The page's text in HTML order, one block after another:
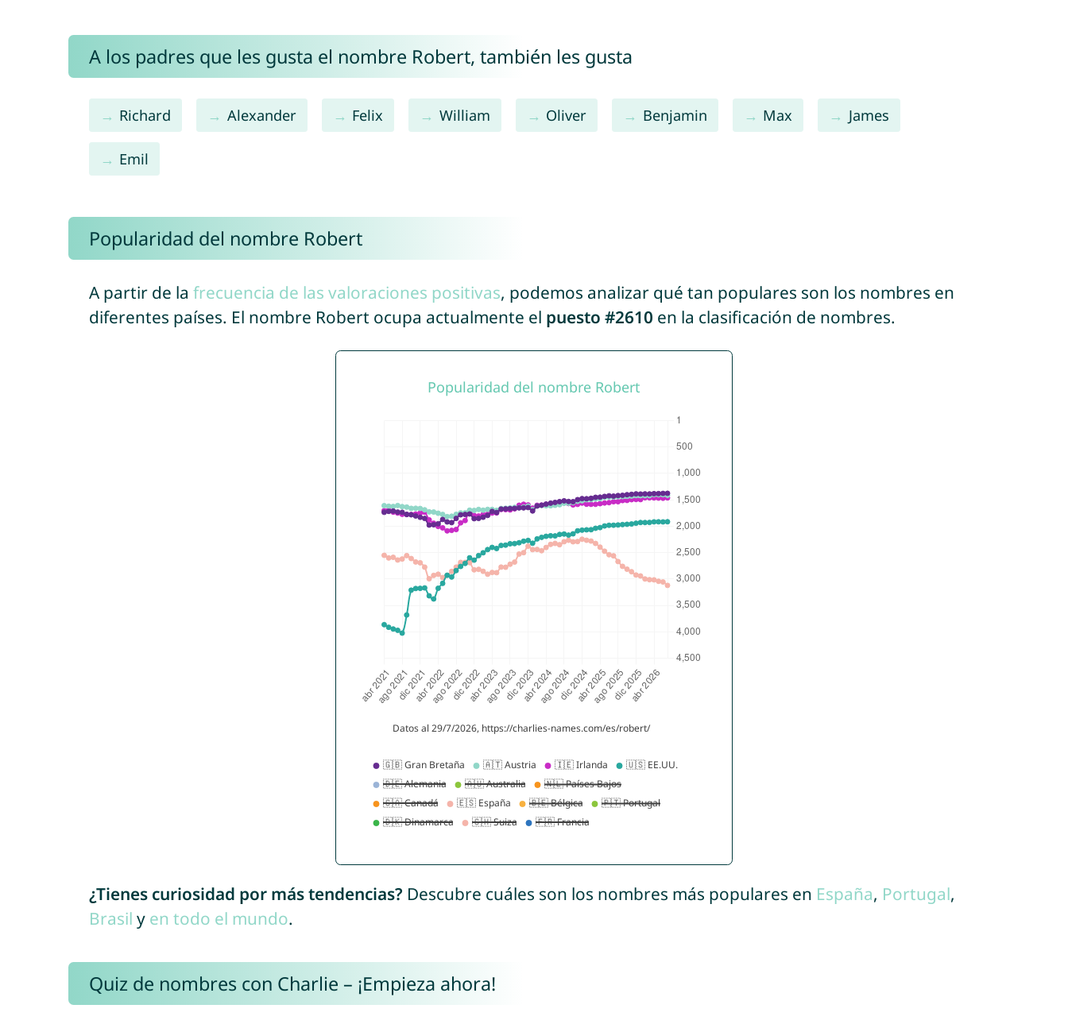
A los padres que les gusta el nombre Robert, también les gusta
Richard Alexander Felix William Oliver Benjamin Max James
Emil
Popularidad del nombre Robert
A partir de la frecuencia de las valoraciones positivas, podemos analizar qué tan populares son los nombres en
diferentes países. El nombre Robert ocupa actualmente el puesto #2610 en la clasificación de nombres.
¿Tienes curiosidad por más tendencias? Descubre cuáles son los nombres más populares en España, Portugal,
Brasil y en todo el mundo.
Quiz de nombres con Charlie – ¡Empieza ahora!